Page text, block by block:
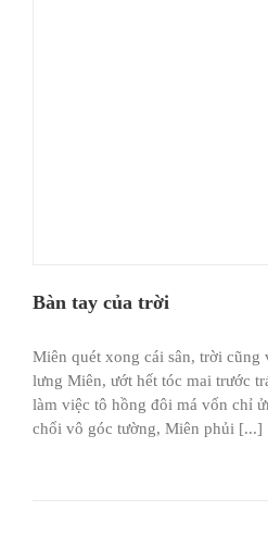
Bàn tay của trời
Miên quét xong cái sân, trời cũng
lưng Miên, ướt hết tóc mai trước
làm việc tô hồng đôi má vốn chỉ
chổi vô góc tường, Miên phủi [...]